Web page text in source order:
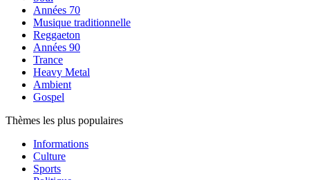
Années 70
Musique traditionnelle
Reggaeton
Années 90
Trance
Heavy Metal
Ambient
Gospel
Thèmes les plus populaires
Informations
Culture
Sports